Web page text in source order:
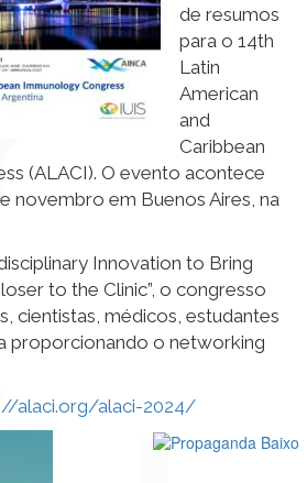
de resumos
para o 14th
Latin
American
and
Caribbean
(ALACI). O evento acontece
novembro em Buenos Aires, na
Innovation to Bring
to the Clinic”, o congresso
cientistas, médicos, estudantes
proporcionando o networking
alaci.org/alaci-2024/